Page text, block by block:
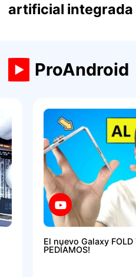
artificial integrada
ProAndroid
El nuevo Galaxy FOLD
PEDÍAMOS!